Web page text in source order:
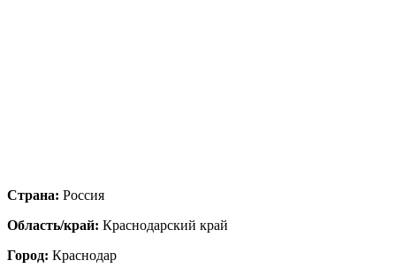
Страна: Россия
Область/край: Краснодарский край
Город: Краснодар